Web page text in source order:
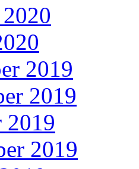
2019
2019
2019
2019